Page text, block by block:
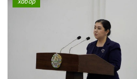
муассасаларида
соати” машғулотлари
хабар